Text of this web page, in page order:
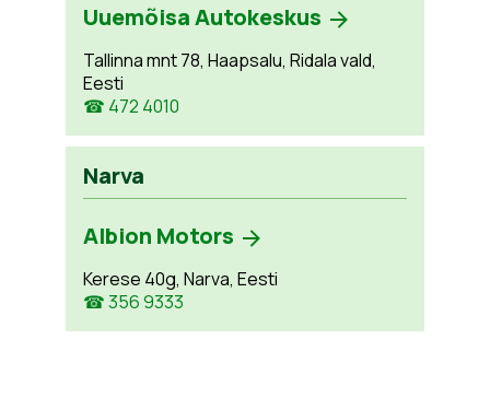
Uuemõisa Autokeskus
Tallinna mnt 78, Haapsalu, Ridala vald,
Eesti
☎ 472 4010
Narva
Albion Motors
Kerese 40g, Narva, Eesti
☎ 356 9333